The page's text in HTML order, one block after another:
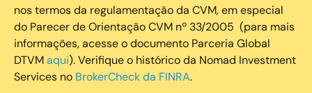
nos termos da regulamentação da CVM, em especial
do Parecer de Orientação CVM nº 33/2005 (para mais
informações, acesse o documento Parceria Global
DTVMaqui). Verifique o histórico da Nomad Investment
Services no BrokerCheck da FINRA.